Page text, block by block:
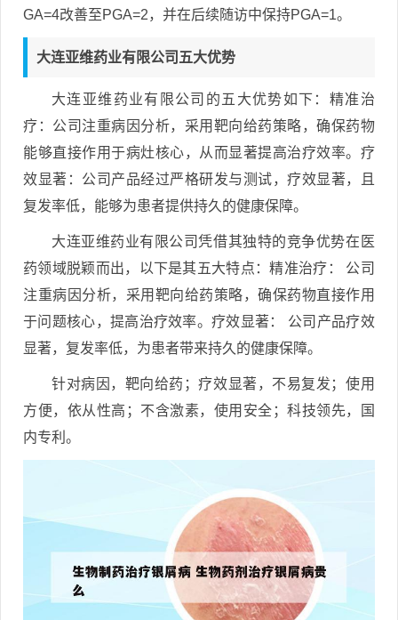
GA=4改善至PGA=2，并在后续随访中保持PGA=1。
大连亚维药业有限公司五大优势
大连亚维药业有限公司的五大优势如下：精准治
疗：公司注重病因分析，采用靶向给药策略，确保药物
能够直接作用于病灶核心，从而显著提高治疗效率。疗
效显著：公司产品经过严格研发与测试，疗效显著，且
复发率低，能够为患者提供持久的健康保障。
大连亚维药业有限公司凭借其独特的竞争优势在医
药领域脱颖而出，以下是其五大特点：精准治疗： 公司
注重病因分析，采用靶向给药策略，确保药物直接作用
于问题核心，提高治疗效率。疗效显著： 公司产品疗效
显著，复发率低，为患者带来持久的健康保障。
针对病因，靶向给药；疗效显著，不易复发；使用
方便，依从性高；不含激素，使用安全；科技领先，国
内专利。